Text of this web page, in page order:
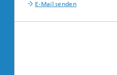
E-Mail senden